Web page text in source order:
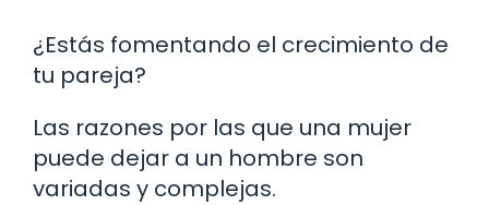
¿Estás fomentando el crecimiento de
tu pareja?
Las razones por las que una mujer
puede dejar a un hombre son
variadas y complejas.